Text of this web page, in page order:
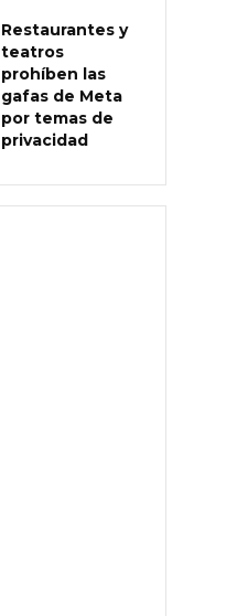
Restaurantes y
teatros
prohíben las
gafas de Meta
por temas de
privacidad